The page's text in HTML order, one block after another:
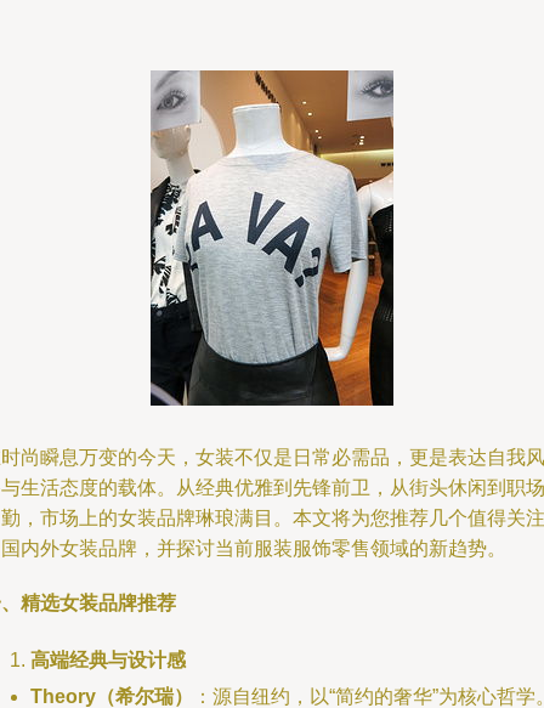
尚瞬息万变的今天，女装不仅是日常必需品，更是表达自我风
生活态度的载体。从经典优雅到先锋前卫，从街头休闲到职场
，市场上的女装品牌琳琅满目。本文将为您推荐几个值得关注
内外女装品牌，并探讨当前服装服饰零售领域的新趋势。
精选女装品牌推荐
高端经典与设计感
Theory（希尔瑞）
：源自纽约，以“简约的奢华”为核心哲学